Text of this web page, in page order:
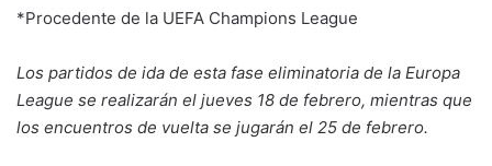
*Procedente de la UEFA Champions League
Los partidos de ida de esta fase eliminatoria de la Europa
League se realizarán el jueves 18 de febrero, mientras que
los encuentros de vuelta se jugarán el 25 de febrero.